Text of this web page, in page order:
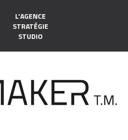
L'AGENCE
STRATÉGIE
STUDIO